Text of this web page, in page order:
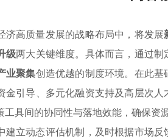
济高质量发展的战略布局中，将发展
级两大关键维度。具体而言，通过
业聚集创造优越的制度环境。在此
金引导、多元化融资支持及高层次
工具间的协同性与落地效能，确保资
建立动态评估机制，及时根据市场